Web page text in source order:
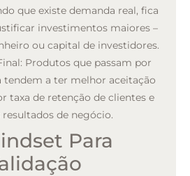
que existe demanda real, fica
investimentos maiores –
ou capital de investidores.
Produtos que passam por
tendem a ter melhor aceitação
taxa de retenção de clientes e
de negócio.
Para